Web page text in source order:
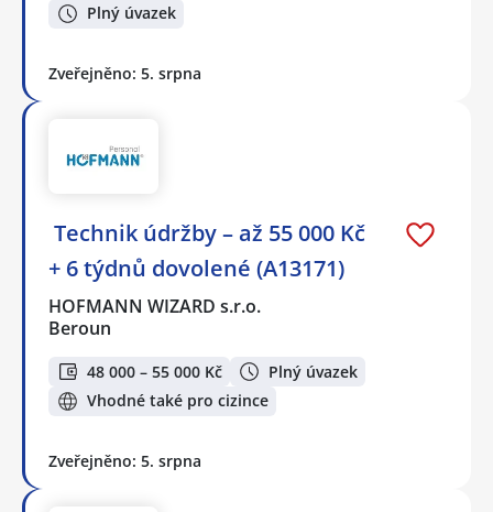
Plný úvazek
Zveřejněno: 5. srpna
️ Technik údržby – až 55 000 Kč
+ 6 týdnů dovolené (A13171)
HOFMANN WIZARD s.r.o.
Beroun
48 000 – 55 000 Kč
Plný úvazek
Vhodné také pro cizince
Zveřejněno: 5. srpna